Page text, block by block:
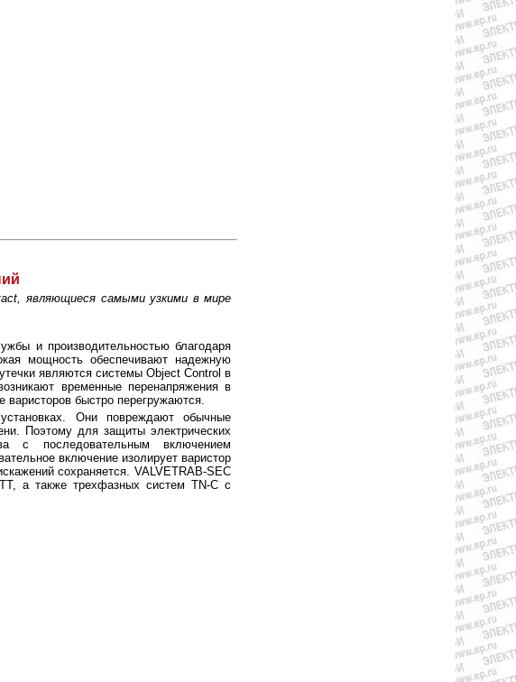
являющиеся самыми узкими в мире
и производительностью благодаря
мощность обеспечивают надежную
являются системы Object Control в
временные перенапряжения в
быстро перегружаются.
Они повреждают обычные
Поэтому для защиты электрических
с последовательным включением
включение изолирует варистор
сохраняется. VALVETRAB-SEC
а также трехфазных систем TN-C с